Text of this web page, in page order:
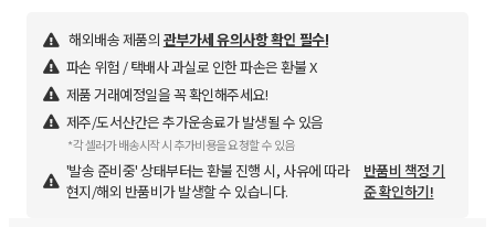
해외배송 제품의 관부가세 유의사항 확인 필수!
파손 위험 / 택배사 과실로 인한 파손은 환불 X
제품 거래예정일을 꼭 확인해주세요!
제주/도서산간은 추가운송료가 발생될 수 있음
*각 셀러가 배송시작 시 추가비용을 요청할 수 있음
'발송 준비중' 상태부터는 환불 진행 시, 사유에 따라
현지/해외 반품비가 발생할 수 있습니다.
반품비 책정 기
준 확인하기!